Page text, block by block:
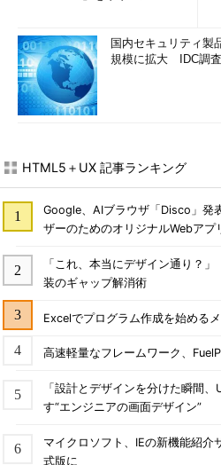
国内セキュリティ製
規模に拡大 IDC調査
HTML5＋UX 記事ランキング
Google、AIブラウザ「Disco」
ザーのためのオリジナルWebアプ
「これ、本当にデザイン通り？
装のギャップ解消術
Excelでプログラム作成を始める
高速軽量なフレームワーク、
「設計とデザインを分けた瞬間
す“エンジニアの画面デザイン”
マイクロソフト、IEの新機能紹
式版に